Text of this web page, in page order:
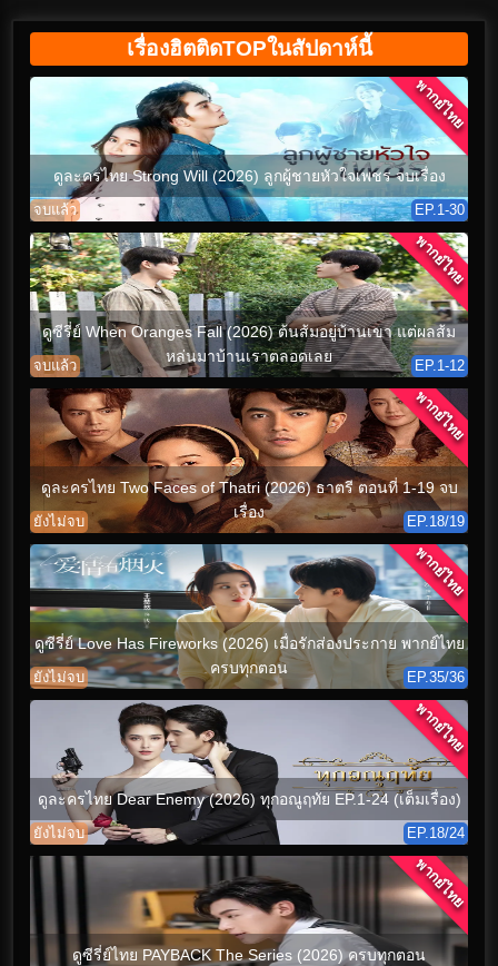
เรื่องฮิตติดTOPในสัปดาห์นี้
ดูละครไทย Strong Will (2026) ลูกผู้ชายหัวใจเพชร จบเรื่อง
จบแล้ว EP.1-30
พากย์ไทย
ดูซีรี่ย์ When Oranges Fall (2026) ต้นส้มอยู่บ้านเขา แต่ผลส้ม
หล่นมาบ้านเราตลอดเลย
จบแล้ว EP.1-12
พากย์ไทย
ดูละครไทย Two Faces of Thatri (2026) ธาตรี ตอนที่ 1-19 จบ
เรื่อง
ยังไม่จบ EP.18/19
พากย์ไทย
ดูซีรี่ย์ Love Has Fireworks (2026) เมื่อรักส่องประกาย พากย์ไทย
ครบทุกตอน
ยังไม่จบ EP.35/36
พากย์ไทย
ดูละครไทย Dear Enemy (2026) ทุกอณูฤทัย EP.1-24 (เต็มเรื่อง)
ยังไม่จบ EP.18/24
พากย์ไทย
ดูซีรี่ย์ไทย PAYBACK The Series (2026) ครบทุกตอน
พากย์ไทย